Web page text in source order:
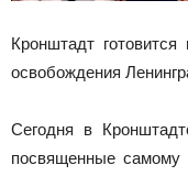
Кронштадт
освобождения
Сегодня в
посвященные